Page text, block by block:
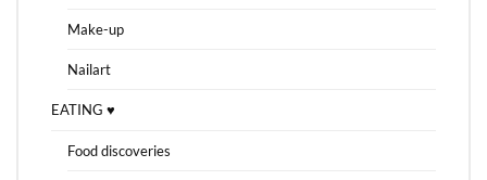
Make-up
Nailart
EATING ♥
Food discoveries